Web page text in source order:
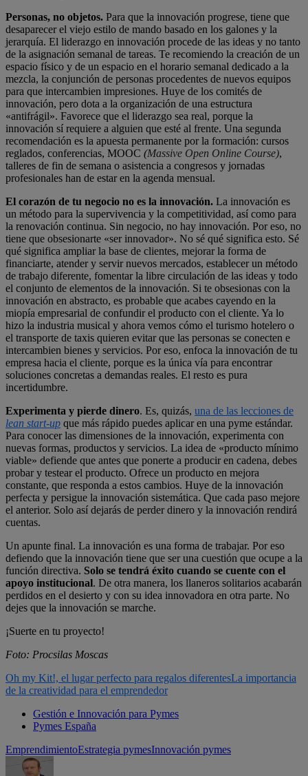
Personas, no objetos. Para que la innovación progrese, tiene que
desaparecer el viejo estilo de mando basado en los galones y la
jerarquía. El liderazgo en innovación procede de las ideas y no tanto
de la asignación semanal de tareas. Te recomiendo la creación de un
espacio físico y de un espacio en el horario semanal dedicado a la
mezcla, la conjunción de personas procedentes de nuevos equipos
para que intercambien impresiones. Huye de los comités de
innovación, pero dota a la organización de una estructura
«antifrágil». Favorece que el liderazgo sea real, porque la
innovación sí requiere a alguien que esté al frente. Una segunda
recomendación es la apuesta permanente por la formación: cursos
reglados, conferencias, MOOC (Massive Open Online Course),
talleres de fin de semana o asistencia a congresos y jornadas
profesionales han de estar en la agenda mensual.
El corazón de tu negocio no es la innovación. La innovación es
un método para la supervivencia y la competitividad, así como para
la renovación continua. Sin negocio, no hay innovación. Por eso, no
tiene que obsesionarte «ser innovador». No sé qué significa esto. Sé
qué significa ampliar la base de clientes, mejorar la forma de
financiarte, atender y servir nuevos mercados, establecer un método
de trabajo diferente, fomentar la libre circulación de las ideas y todo
el conjunto de elementos de la innovación. Si te obsesionas con la
innovación en abstracto, es probable que acabes cayendo en la
miopía empresarial de confundir el producto con el cliente. Ya lo
hizo la industria musical y ahora vemos cómo el turismo hotelero o
el transporte de taxis quieren evitar que las personas se conecten e
intercambien bienes y servicios. Por eso, enfoca la innovación de tu
empresa hacia el cliente, porque es la única vía para encontrar
soluciones concretas a demandas reales. El resto es pura
incertidumbre.
Experimenta y pierde dinero. Es, quizás, una de las lecciones de
lean start-up que más rápido puedes aplicar en una pyme estándar.
Para conocer las dimensiones de la innovación, experimenta con
nuevas formas, productos y servicios. La idea de «producto mínimo
viable» defiende que antes que ponerte a producir en cadena, debes
probar y testear el producto. Ofrece un producto en mejora
constante, que responda a estos cambios. Huye de la innovación
perfecta y persigue la innovación sistemática. Que cada paso mejore
el anterior. Solo así dejarás de perder dinero y la innovación rendirá
cuentas.
Un apunte final. La innovación es una forma de trabajar. Por eso
defiendo que la innovación tiene que ser una cuestión que ocupe a la
función directiva. Solo se tendrá éxito cuando se cuente con el
apoyo institucional. De otra manera, los llaneros solitarios acabarán
perdidos en el desierto y con su idea innovadora en otra parte. No
dejes que la innovación se marche.
¡Suerte en tu proyecto!
Foto: Procsilas Moscas
Oh my Kit!, el lugar perfecto para regalos diferentesLa importancia
de la creatividad para el emprendedor
Gestión e Innovación para Pymes
Pymes España
EmprendimientoEstrategia pymesInnovación pymes